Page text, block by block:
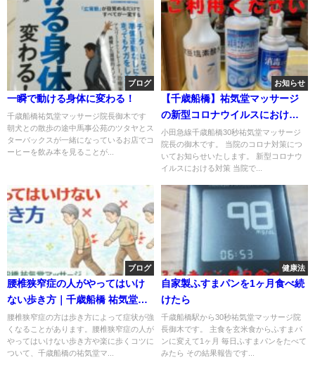
ブログ
一瞬で動ける身体に変わる！
千歳船橋祐気堂マッサージ院長御木です
朝犬との散歩の途中馬事公苑のツタヤとス
ターバックスが一緒になっているお店でコ
ーヒーを飲み本を見ることが...
お知らせ
【千歳船橋】祐気堂マッサージ
の新型コロナウイルスにおける
対策について
小田急線千歳船橋30秒祐気堂マッサージ
院長の御木です。 当院のコロナ対策につ
いてお知らせいたします。 新型コロナウ
イルスにおける対策 当院で...
ブログ
腰椎狭窄症の人がやってはいけ
ない歩き方｜千歳船橋 祐気堂マ
ッサージ
腰椎狭窄症の方は歩き方によって症状が強
くなることがあります。腰椎狭窄症の人が
やってはいけない歩き方や楽に歩くコツに
ついて、千歳船橋の祐気堂マ...
健康法
自家製ふすまパンを1ヶ月食べ続
けたら
千歳船橋駅から30秒祐気堂マッサージ院
長御木です。 主食を玄米食からふすまパ
ンに変えて1ヶ月 毎日ふすまパンをたべて
みたら その結果報告です...